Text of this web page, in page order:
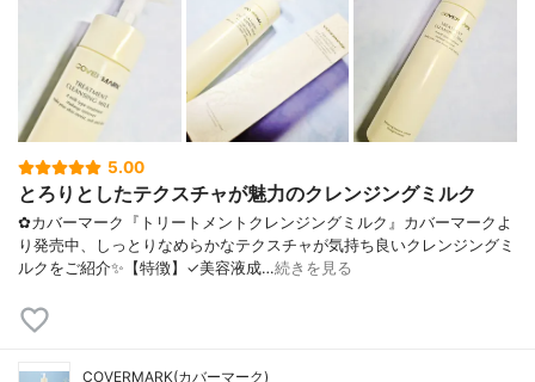
5.00
とろりとしたテクスチャが魅力のクレンジングミルク
✿カバーマーク『トリートメントクレンジングミルク』カバーマークよ
り発売中、しっとりなめらかなテクスチャが気持ち良いクレンジングミ
ルクをご紹介✨【特徴】✓美容液成…続きを見る
COVERMARK(カバーマーク)